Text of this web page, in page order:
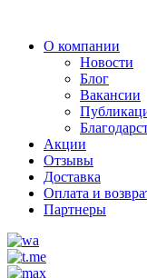
О компании
Новости
Блог
Вакансии
Акции
Отзывы
Доставка
Оплата и
Партнеры